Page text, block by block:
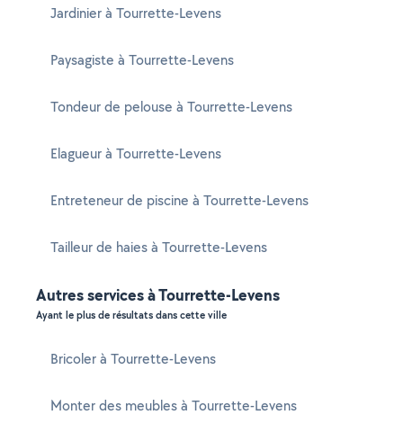
Jardinier à Tourrette-Levens
Paysagiste à Tourrette-Levens
Tondeur de pelouse à Tourrette-Levens
Elagueur à Tourrette-Levens
Entreteneur de piscine à Tourrette-Levens
Tailleur de haies à Tourrette-Levens
Autres services à Tourrette-Levens
Ayant le plus de résultats dans cette ville
Bricoler à Tourrette-Levens
Monter des meubles à Tourrette-Levens